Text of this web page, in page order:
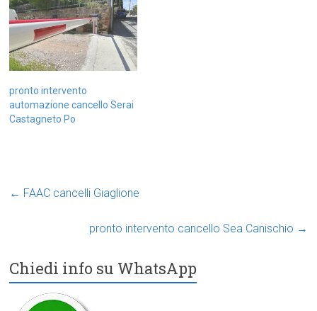
pronto intervento
automazione cancello Serai
Castagneto Po
← FAAC cancelli Giaglione
pronto intervento cancello Sea Canischio →
Chiedi info su WhatsApp